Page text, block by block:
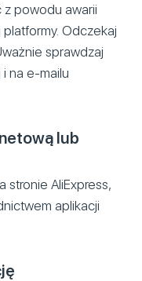
z powodu awarii
Odczekaj
sprawdzaj
na e-mailu
lub
stronie AliExpress,
aplikacji